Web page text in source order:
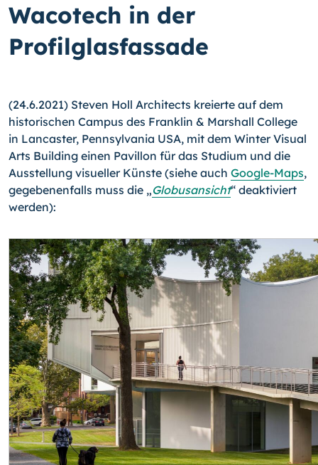
Wacotech in der
Profilglasfassade
(24.6.2021) Steven Holl Architects kreierte auf dem
historischen Campus des Franklin & Marshall College
in Lancaster, Pennsylvania USA, mit dem Winter Visual
Arts Building einen Pavillon für das Studium und die
Ausstellung visueller Künste (siehe auch Google-Maps,
gegebenenfalls muss die „Globusansicht“ deaktiviert
werden):